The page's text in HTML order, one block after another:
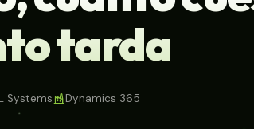
tarda
Systems Dynamics 365